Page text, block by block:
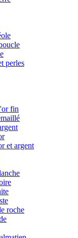
perles
fin
et argent
roche